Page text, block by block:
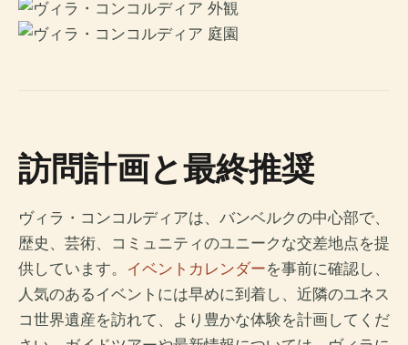
訪問計画と最終推奨
ヴィラ・コンコルディアは、バンベルクの中心部で、
歴史、芸術、コミュニティのユニークな交差地点を提
供しています。 イベントカレンダーを事前に確認し、
人気のあるイベントには早めに到着し、近隣のユネス
コ世界遺産を訪れて、より豊かな体験を計画してくだ